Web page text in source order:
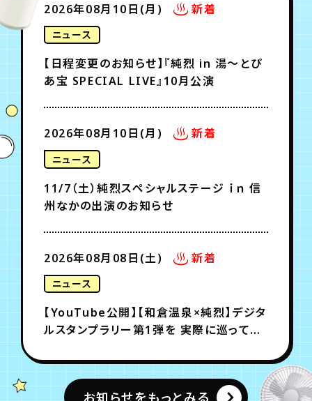
会員登録 ログイン
2026年08月10日(月)
ニュース
新着
【日程変更のお知らせ】『純烈 in 湯～とぴ
あ宝 SPECIAL LIVE』10月公演
2026年08月10日(月)
ニュース
新着
11/7（土）純烈スペシャルステージ ｉｎ 信
州なかの出演のお知らせ
2026年08月08日(土)
ニュース
新着
【YouTube公開】【和倉温泉×純烈】デジタ
ルスタンプラリー第1弾を 実際に巡ってみ
お知らせをもっとみる